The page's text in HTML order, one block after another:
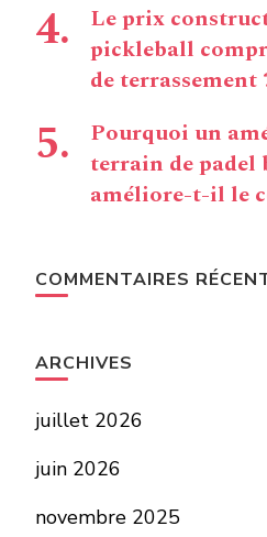
Le prix
pickleball
de terrassement
Pourquoi un
terrain de padel
améliore-t-il le
COMMENTAIRES
ARCHIVES
juillet 2026
juin 2026
novembre 2025